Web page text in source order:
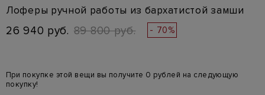
Лоферы ручной работы из бархатистой замши
26 940 руб. 89 800 руб. - 70%
При покупке этой вещи вы получите 0 рублей на следующую
покупку!